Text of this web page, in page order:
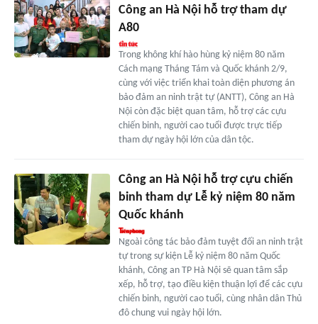
Công an Hà Nội hỗ trợ tham dự
A80
Trong không khí hào hùng kỷ niệm 80 năm
Cách mạng Tháng Tám và Quốc khánh 2/9,
cùng với việc triển khai toàn diện phương án
bảo đảm an ninh trật tự (ANTT), Công an Hà
Nội còn đặc biệt quan tâm, hỗ trợ các cựu
chiến binh, người cao tuổi được trực tiếp
tham dự ngày hội lớn của dân tộc.
Công an Hà Nội hỗ trợ cựu chiến
binh tham dự Lễ kỷ niệm 80 năm
Quốc khánh
Ngoài công tác bảo đảm tuyệt đối an ninh trật
tự trong sự kiện Lễ kỷ niệm 80 năm Quốc
khánh, Công an TP Hà Nội sẽ quan tâm sắp
xếp, hỗ trợ, tạo điều kiện thuận lợi để các cựu
chiến binh, người cao tuổi, cùng nhân dân Thủ
đô chung vui ngày hội lớn.